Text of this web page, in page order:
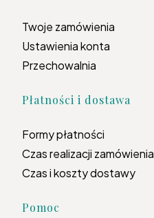
Twoje zamówienia
Ustawienia konta
Przechowalnia
Płatności i dostawa
Formy płatności
Czas realizacji zamówienia
Czas i koszty dostawy
Pomoc